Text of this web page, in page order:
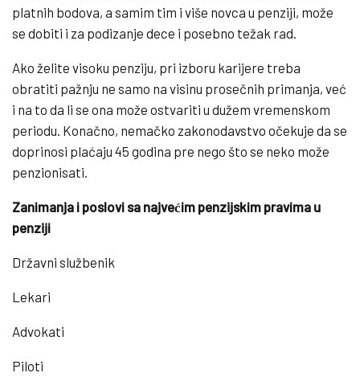
platnih bodova, a samim tim i više novca u penziji, može
se dobiti i za podizanje dece i posebno težak rad.
Ako želite visoku penziju, pri izboru karijere treba
obratiti pažnju ne samo na visinu prosečnih primanja, već
i na to da li se ona može ostvariti u dužem vremenskom
periodu. Konačno, nemačko zakonodavstvo očekuje da se
doprinosi plaćaju 45 godina pre nego što se neko može
penzionisati.
Zanimanja i poslovi sa najvećim penzijskim pravima u
penziji
Državni službenik
Lekari
Advokati
Piloti